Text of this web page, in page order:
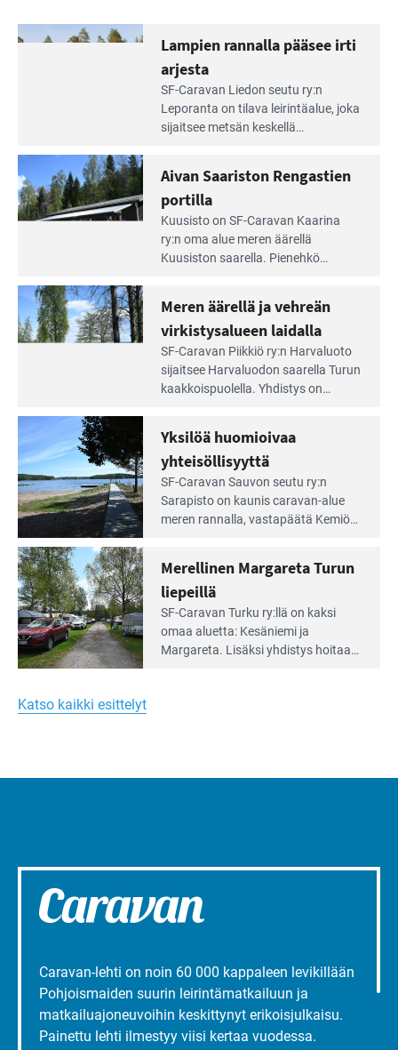
rannalla
pääsee
irti
arjesta
Lampien rannalla pääsee irti
arjesta
SF-Caravan Liedon seutu ry:n
Leporanta on tilava leirintäalue, joka
sijaitsee metsän kes­kellä
tarjoaa ympäris­töineen kauniit
maisemat ja loistavat virkistäytymis­
mahdollisuudet.
Lue
Saariston
Rengastien
portilla
Aivan Saariston Rengastien
portilla
Kuusisto on SF-Caravan Kaarina
ry:n oma alue meren äärellä
Kuusiston saarella. Pie­nehkö
äärellä
ja
vehreän
virkistysalueen
laidalla
Meren äärellä ja vehreän
virkistysalueen laidalla
SF-Caravan Piikkiö ry:n Harvaluoto
sijait­see Harvaluodon saarella Turun
kaakkois­puolella. Yhdistys on
virkistysalueesta.
Lue
Leirintäoppaan
artikkeli:
Yksilöä
huomioivaa
yhteisöllisyyttä
Yksilöä huomioivaa
yhteisöllisyyttä
SF-Caravan Sauvon seutu ry:n
Sarapisto on kaunis caravan-alue
meren rannalla, vasta­päätä Kemiön
kymmenen paikkaa ilman sähköä.
Lue
Leirintäoppaan
artikkeli:
Merellinen
Turun
liepeillä
Merellinen Margareta Turun
liepeillä
SF-Caravan Turku ry:llä on kaksi
omaa aluet­ta: Kesäniemi ja
Margareta. Lisäksi yhdis­tys hoitaa
Katso kaikki esittelyt
Caravan-lehti on noin 60 000 kappaleen levikillään
Pohjoismaiden suurin leirintämatkailuun ja
matkailuajoneuvoihin keskittynyt erikoisjulkaisu.
Painettu lehti ilmestyy viisi kertaa vuodessa.